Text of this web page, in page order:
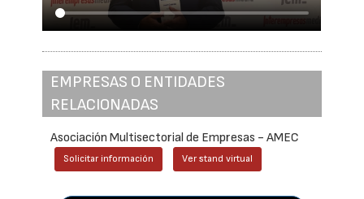
EMPRESAS O ENTIDADES
RELACIONADAS
Asociación Multisectorial de Empresas - AMEC
Solicitar información Ver stand virtual